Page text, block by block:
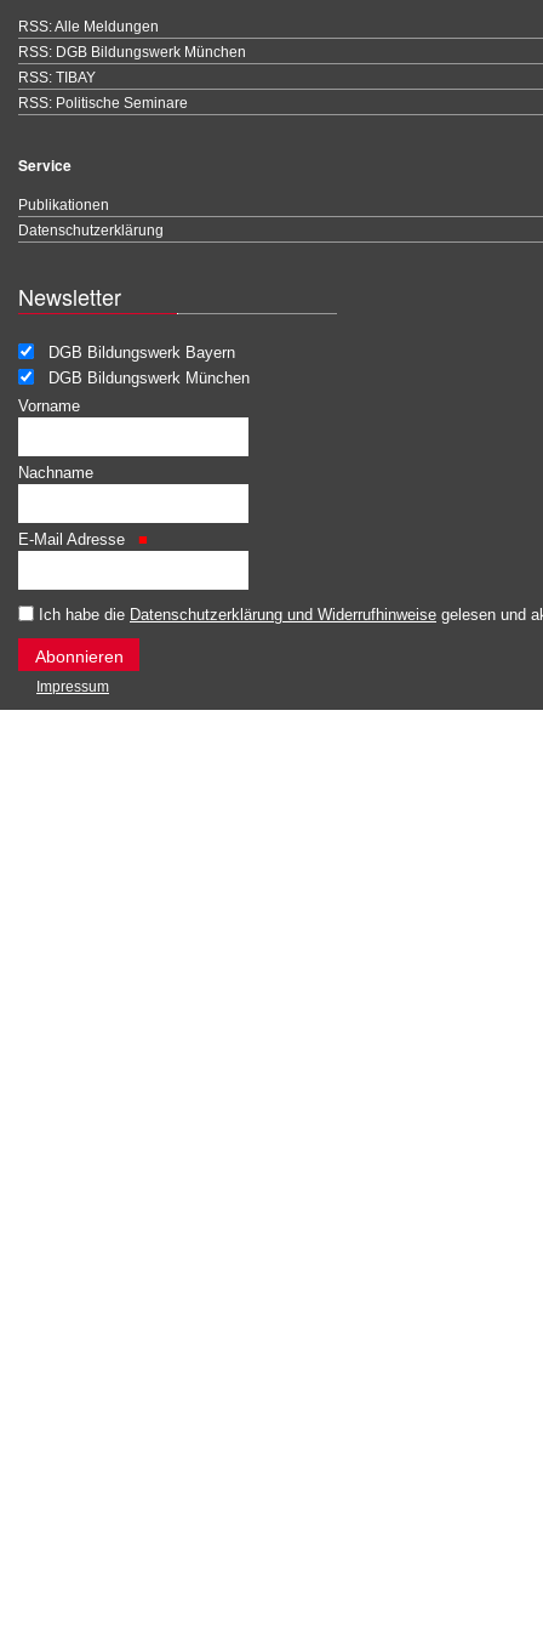
RSS: Alle Meldungen
RSS: DGB Bildungswerk München
RSS: TIBAY
RSS: Politische Seminare
Service
Publikationen
Datenschutzerklärung
Newsletter
DGB Bildungswerk Bayern
DGB Bildungswerk München
Vorname
Nachname
E-Mail Adresse
Ich habe die Datenschutzerklärung und Widerrufhinweise gelesen und
Impressum